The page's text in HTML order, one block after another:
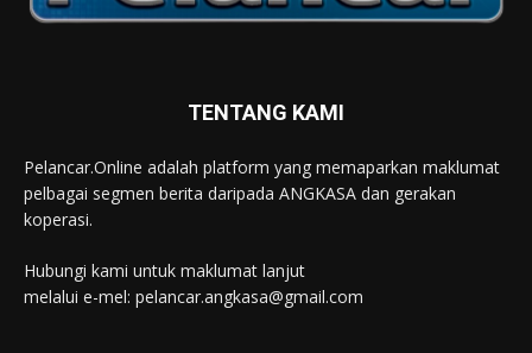
TENTANG KAMI
Pelancar.Online adalah platform yang memaparkan maklumat
pelbagai segmen berita daripada ANGKASA dan gerakan
koperasi.
Hubungi kami untuk maklumat lanjut
melalui e-mel: pelancar.angkasa@gmail.com